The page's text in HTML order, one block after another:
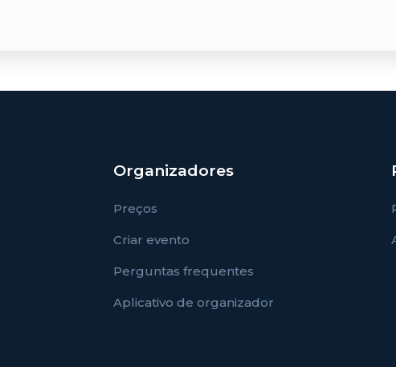
Organizadores
Preços
Criar evento
Perguntas frequentes
Aplicativo de organizador